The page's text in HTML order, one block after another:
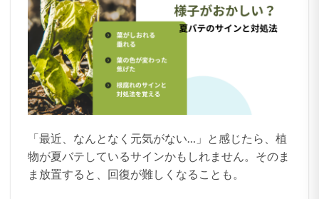
「最近、なんとなく元気がない…」と感じたら、植
物が夏バテしているサインかもしれません。そのま
ま放置すると、回復が難しくなることも。